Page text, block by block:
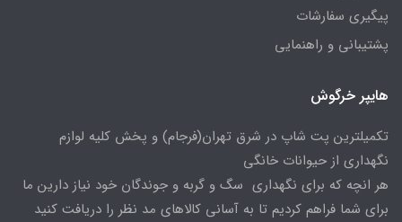
پیگیری سفارشات
پشتیبانی و راهنمایی
هایپر خرگوش
تکمیلترین پت شاپ در شرق تهران(فرجام) و پخش کلیه لوازم
نگهداری از حیوانات خانگی
هر انچه که برای نگهداری سگ و گربه و جوندگان خود نیاز دارین ما
برای شما فراهم کردیم تا به آسانی کالاهای مد نظر را دریافت کنید